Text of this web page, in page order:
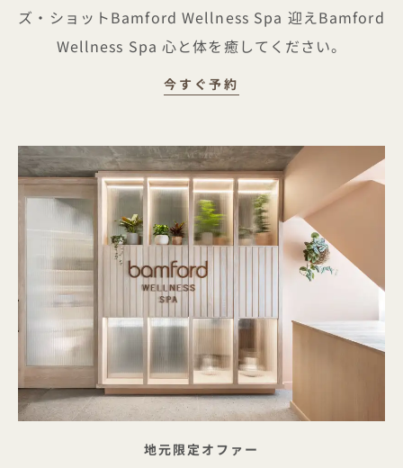
ズ・ショットBamford Wellness Spa 迎えBamford
Wellness Spa 心と体を癒してください。
今すぐ予約
キャッチコピー
地元限定スペシャル
オファー